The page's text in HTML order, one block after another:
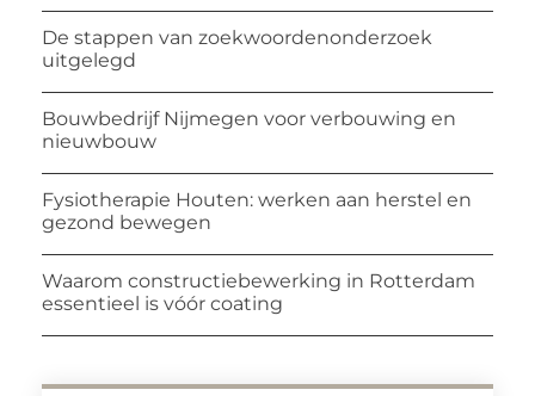
De stappen van zoekwoordenonderzoek
uitgelegd
Bouwbedrijf Nijmegen voor verbouwing en
nieuwbouw
Fysiotherapie Houten: werken aan herstel en
gezond bewegen
Waarom constructiebewerking in Rotterdam
essentieel is vóór coating